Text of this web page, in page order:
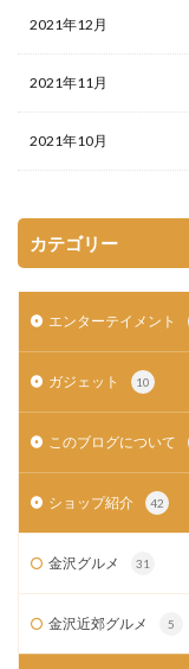
2021年12月
2021年11月
2021年10月
カテゴリー
エンターテイメント
ガジェット 10
このブログについて
ショップ紹介 42
金沢グルメ 31
金沢近郊グルメ 5